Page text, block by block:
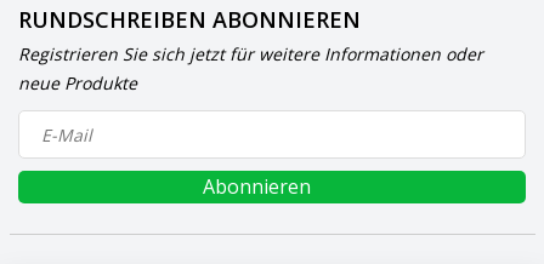
RUNDSCHREIBEN ABONNIEREN
Registrieren Sie sich jetzt für weitere Informationen oder
neue Produkte
Abonnieren